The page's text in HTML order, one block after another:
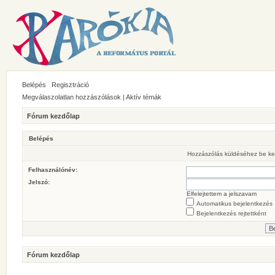
Belépés
Regisztráció
Megválaszolatlan hozzászólások | Aktív témák
Fórum kezdőlap
Belépés
Hozzászólás küldéséhez be
Felhasználónév:
Jelszó:
Elfelejtettem a jelszavam
Automatikus bejelentkezés
Bejelentkezés rejtettként
Fórum kezdőlap